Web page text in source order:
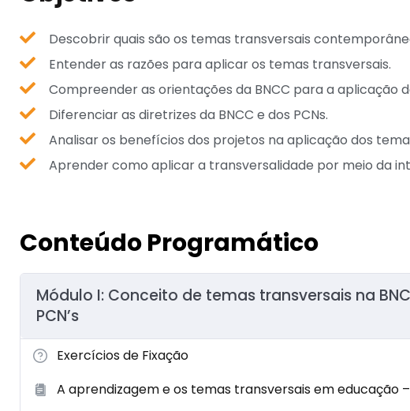
Descobrir quais são os temas transversais
Entender as razões para aplicar os temas transversais.
Compreender as orientações da BNCC para a aplicação
Diferenciar as diretrizes da BNCC e dos PCNs.
Analisar os benefícios dos projetos na aplicação dos
Aprender como aplicar a transversalidade por meio da
Conteúdo Programático
Módulo I: Conceito de temas transversais na
PCN’s
Exercícios de Fixação
A aprendizagem e os temas transversais em educação